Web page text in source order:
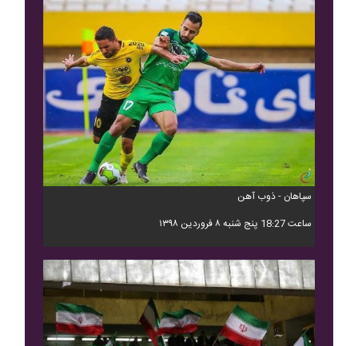
سپاهان - ذوب آهن
ساعت 18:27 پنج شنبه ۸ فروردین ۱۳۹۸